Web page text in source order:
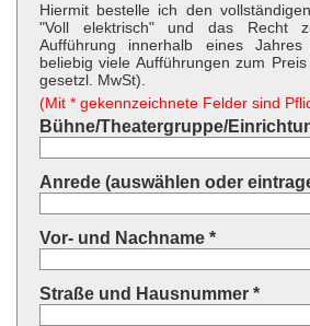
Hiermit bestelle ich den
"Voll elektrisch" und das Recht
Aufführung innerhalb eines
beliebig viele Aufführungen zum
gesetzl. MwSt).
(Mit * gekennzeichnete Felder sind
Bühne/Theatergruppe/
Anrede (auswählen oder
Vor- und Nachname *
Straße und Hausnummer *